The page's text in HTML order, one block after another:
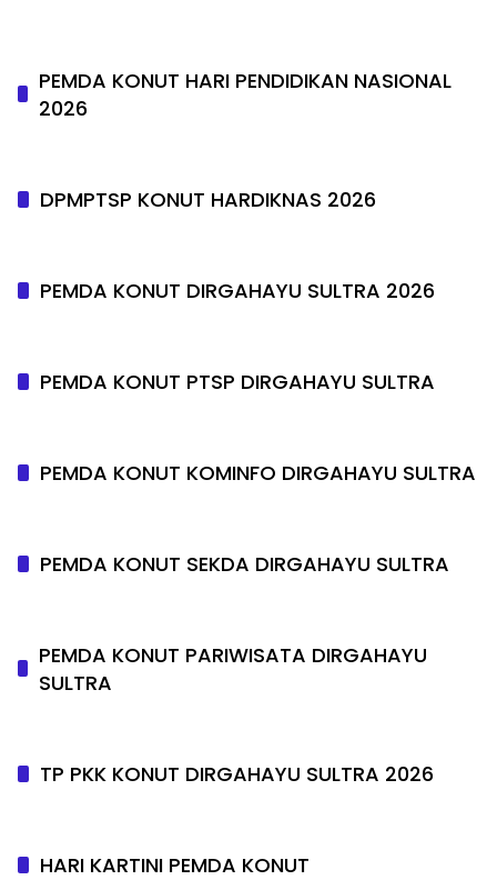
PEMDA KONUT HARI PENDIDIKAN NASIONAL
2026
DPMPTSP KONUT HARDIKNAS 2026
PEMDA KONUT DIRGAHAYU SULTRA 2026
PEMDA KONUT PTSP DIRGAHAYU SULTRA
PEMDA KONUT KOMINFO DIRGAHAYU SULTRA
PEMDA KONUT SEKDA DIRGAHAYU SULTRA
PEMDA KONUT PARIWISATA DIRGAHAYU
SULTRA
TP PKK KONUT DIRGAHAYU SULTRA 2026
HARI KARTINI PEMDA KONUT